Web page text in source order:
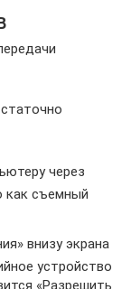
через
как съемный
внизу экрана
устройство
«Разрешить